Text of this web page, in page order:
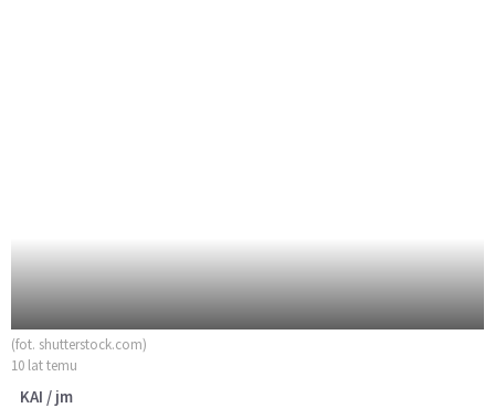
(fot. shutterstock.com)
10 lat temu
KAI / jm